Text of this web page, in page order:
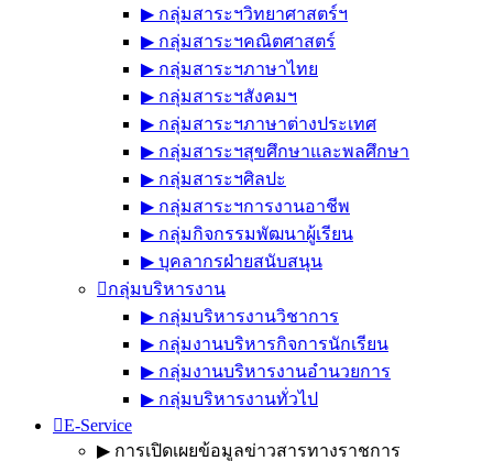
▶︎ กลุ่มสาระฯวิทยาศาสตร์ฯ
▶︎ กลุ่มสาระฯคณิตศาสตร์
▶︎ กลุ่มสาระฯภาษาไทย
▶︎ กลุ่มสาระฯสังคมฯ
▶︎ กลุ่มสาระฯภาษาต่างประเทศ
▶︎ กลุ่มสาระฯสุขศึกษาและพลศึกษา
▶︎ กลุ่มสาระฯศิลปะ
▶︎ กลุ่มสาระฯการงานอาชีพ
▶︎ กลุ่มกิจกรรมพัฒนาผู้เรียน
▶︎ บุคลากรฝ่ายสนับสนุน
กลุ่มบริหารงาน
▶︎ กลุ่มบริหารงานวิชาการ
▶︎ กลุ่มงานบริหารกิจการนักเรียน
▶︎ กลุ่มงานบริหารงานอำนวยการ
▶︎ กลุ่มบริหารงานทั่วไป
E-Service
▶︎ การเปิดเผยข้อมูลข่าวสารทางราชการ